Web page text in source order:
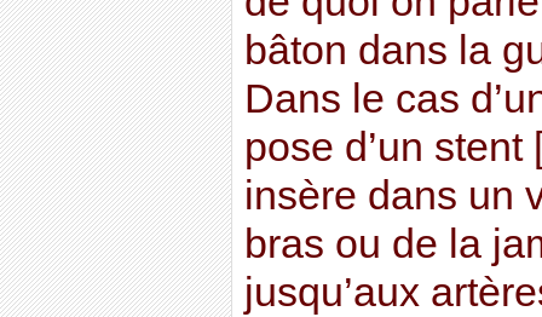
bâton dans la
Dans le cas
pose d’un
insère dans un
bras ou de la
jusqu’aux